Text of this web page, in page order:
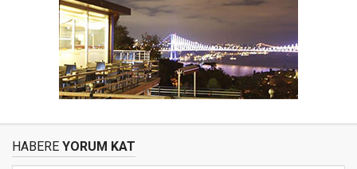
HABERE YORUM KAT